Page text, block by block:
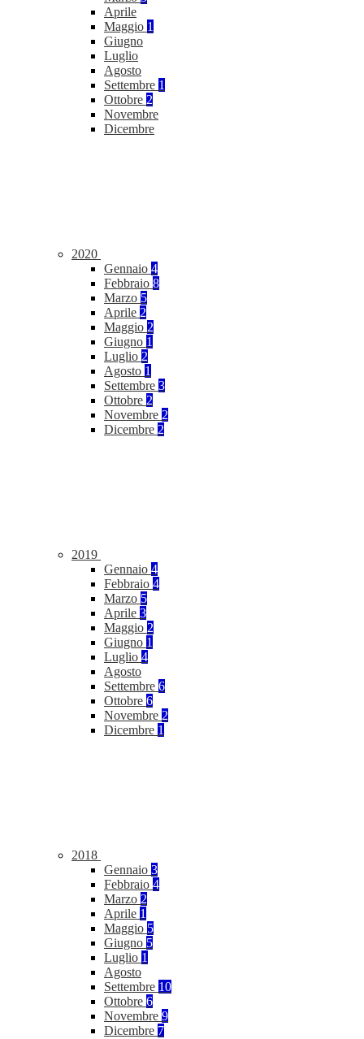
Aprile
Maggio 1
Giugno
Luglio
Agosto
Settembre 1
Ottobre 2
Novembre
Dicembre
2020
Gennaio 4
Febbraio 8
Marzo 5
Aprile 2
Maggio 2
Giugno 1
Luglio 2
Agosto 1
Settembre 3
Ottobre 2
Novembre 2
Dicembre 2
2019
Gennaio 4
Febbraio 4
Marzo 5
Aprile 3
Maggio 2
Giugno 1
Luglio 4
Agosto
Settembre 6
Ottobre 6
Novembre 2
Dicembre 1
2018
Gennaio 3
Febbraio 4
Marzo 2
Aprile 1
Maggio 5
Giugno 5
Luglio 1
Agosto
Settembre 10
Ottobre 6
Novembre 9
Dicembre 7